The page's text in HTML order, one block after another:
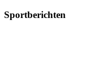
Sportberichten